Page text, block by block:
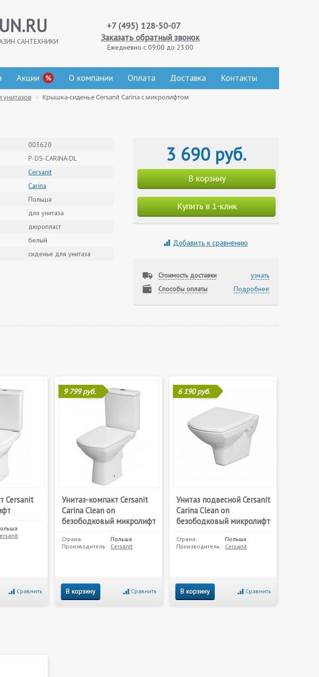
САНТЕХНИКИ
+7 (495) 128-50-07
Заказать обратный звонок
Ежедневно с 09:00 до 23:00
Акции О компании Оплата Доставка Контакты
Крышка-сиденье Cersanit Carina с микролифтом
003620
P-DS-CARINA-DL
Cersanit
Carina
Польша
для унитаза
дюропласт
белый
сиденье для унитаза
3 690 руб.
В корзину
Купить в 1-клик
Добавить к сравнению
Стоимость доставки
узнать
Способы оплаты
Подробнее
Cersanit
Сравнить
9 799 руб.
Унитаз-компакт Cersanit
Carina Clean on
безободковый микролифт
Страна:
Польша
Производитель: Cersanit
В корзину Сравнить
6 190 руб.
Унитаз подвесной Cersanit
Carina Clean on
безободковый микролифт
Страна:
Польша
Производитель: Cersanit
В корзину Сравнить